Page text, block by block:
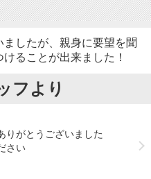
したが、親身に要望を聞
ることが出来ました！
フより
りがとうございました
さい